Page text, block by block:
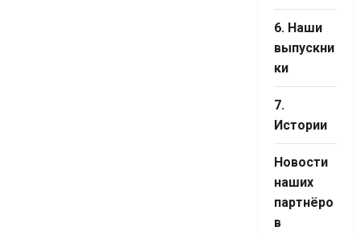
6. Наши
выпускни
ки
7.
Истории
Новости
наших
партнёро
в